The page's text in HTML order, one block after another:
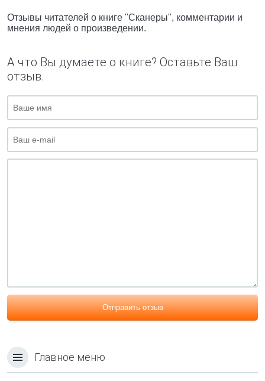
Отзывы читателей о книге "Сканеры", комментарии и
мнения людей о произведении.
А что Вы думаете о книге? Оставьте Ваш
отзыв.
Отправить отзыв
Главное меню